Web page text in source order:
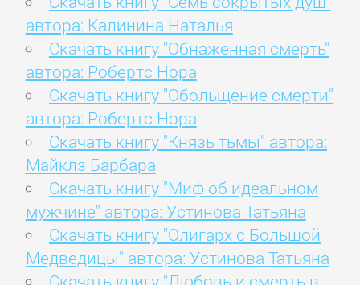
автора: Калинина Наталья
Скачать книгу "Обнаженная смерть"
автора: Робертс Нора
Скачать книгу "Обольщение смерти"
автора: Робертс Нора
Скачать книгу "Князь тьмы" автора:
Майклз Барбара
Скачать книгу "Миф об идеальном
мужчине" автора: Устинова Татьяна
Скачать книгу "Олигарх с Большой
Медведицы" автора: Устинова Татьяна